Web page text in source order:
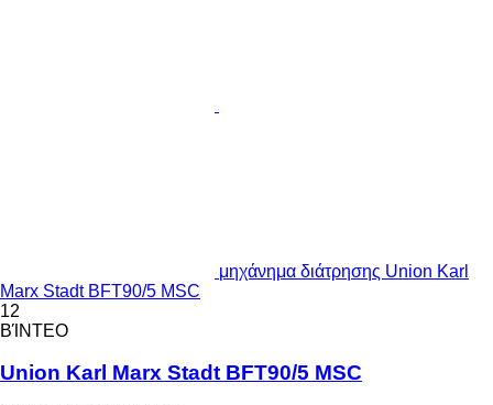
μηχάνημα διάτρησης Union Karl
Marx Stadt BFT90/5 MSC
12
ΒΊΝΤΕΟ
Union Karl Marx Stadt BFT90/5 MSC